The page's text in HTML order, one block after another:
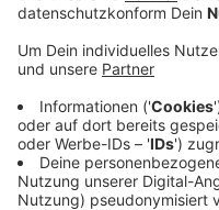
Veröffentlicht:
Anzeige
Bei der Krankenkasse